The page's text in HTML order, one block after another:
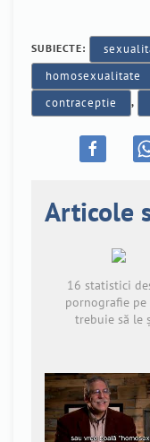
SUBIECTE:
homosexualitate
contraceptie ,
Articole
16 statistici
pornografie pe
trebuie să le